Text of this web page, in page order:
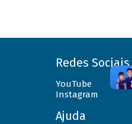
Redes Sociais
YouTube
Instagram
Ajuda